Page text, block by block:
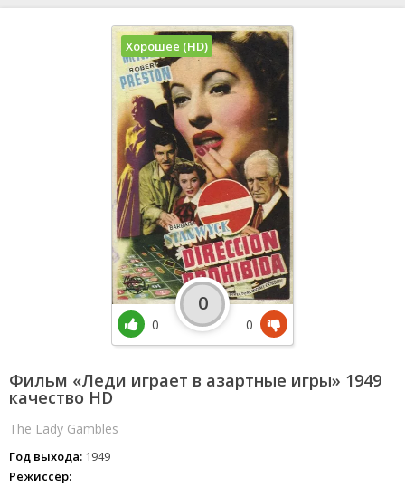
Фильм «Леди играет в азартные игры» 1949
качество HD
The Lady Gambles
Год выхода: 1949
Режиссёр:
Хорошее (HD)
0
0
0